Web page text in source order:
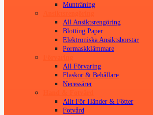
Munträning
All Ansiktsrengöring
Blotting Paper
Elektroniska Ansiktsborstar
Pormaskklämmare
All Förvaring
Flaskor & Behållare
Necessärer
Allt För Händer & Fötter
Fotvård